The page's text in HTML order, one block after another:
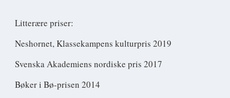
Litterære priser:
Neshornet, Klassekampens kulturpris 2019
Svenska Akademiens nordiske pris 2017
Bøker i Bø-prisen 2014